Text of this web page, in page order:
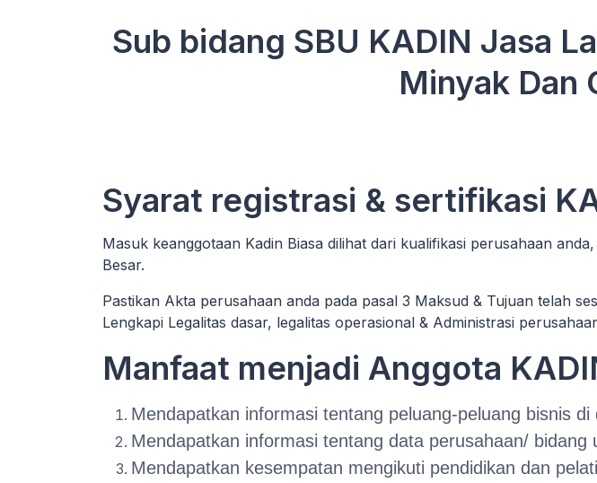
Sub bidang SBU KADIN Jasa
Minyak Dan
Syarat registrasi & sertifikasi
Masuk keanggotaan Kadin Biasa dilihat dari kualifikasi perusahaan
Besar.
Pastikan Akta perusahaan anda pada pasal 3 Maksud & Tujuan telah
Lengkapi Legalitas dasar, legalitas operasional & Administrasi
Manfaat menjadi Anggota
Mendapatkan informasi tentang peluang-peluang bisnis
Mendapatkan informasi tentang data perusahaan/ bidang
Mendapatkan kesempatan mengikuti pendidikan dan